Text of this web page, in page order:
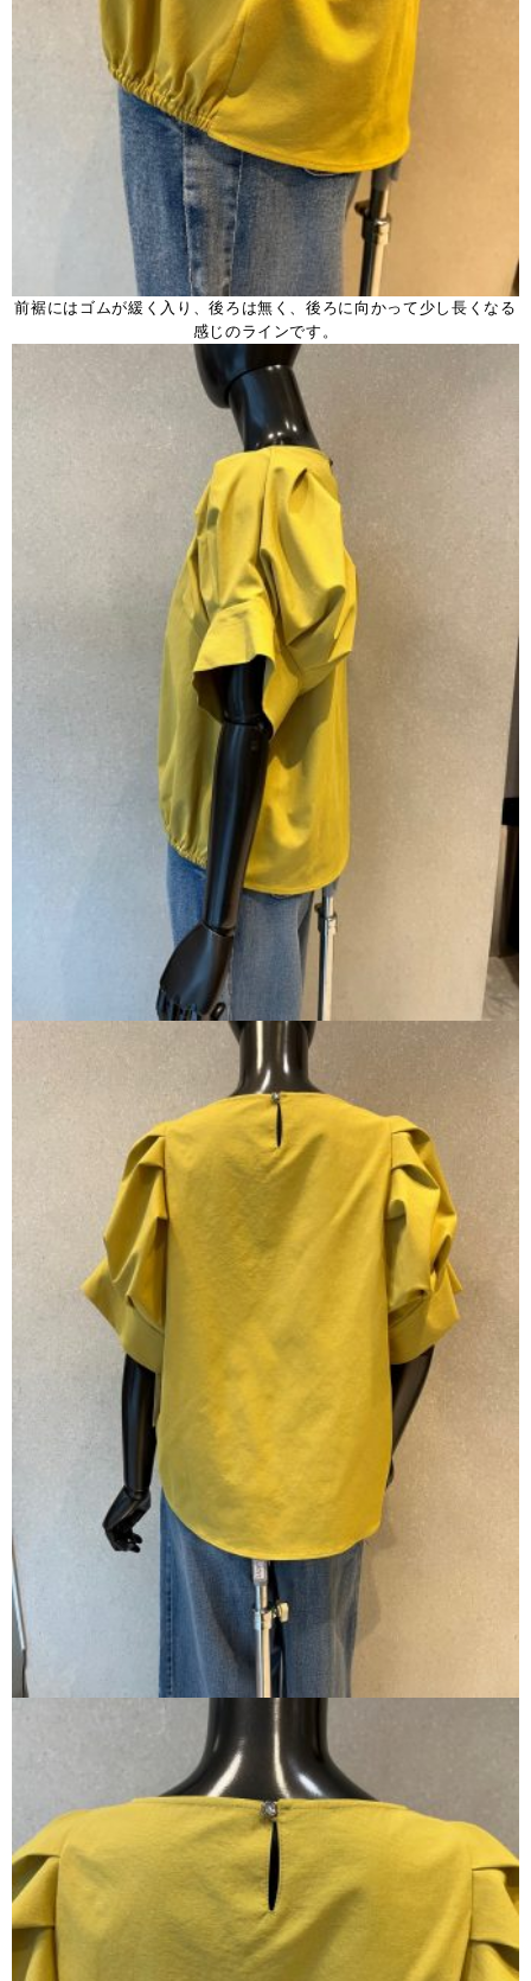
前裾にはゴムが緩く入り、後ろは無く、後ろに向かって少し長くなる
感じのラインです。